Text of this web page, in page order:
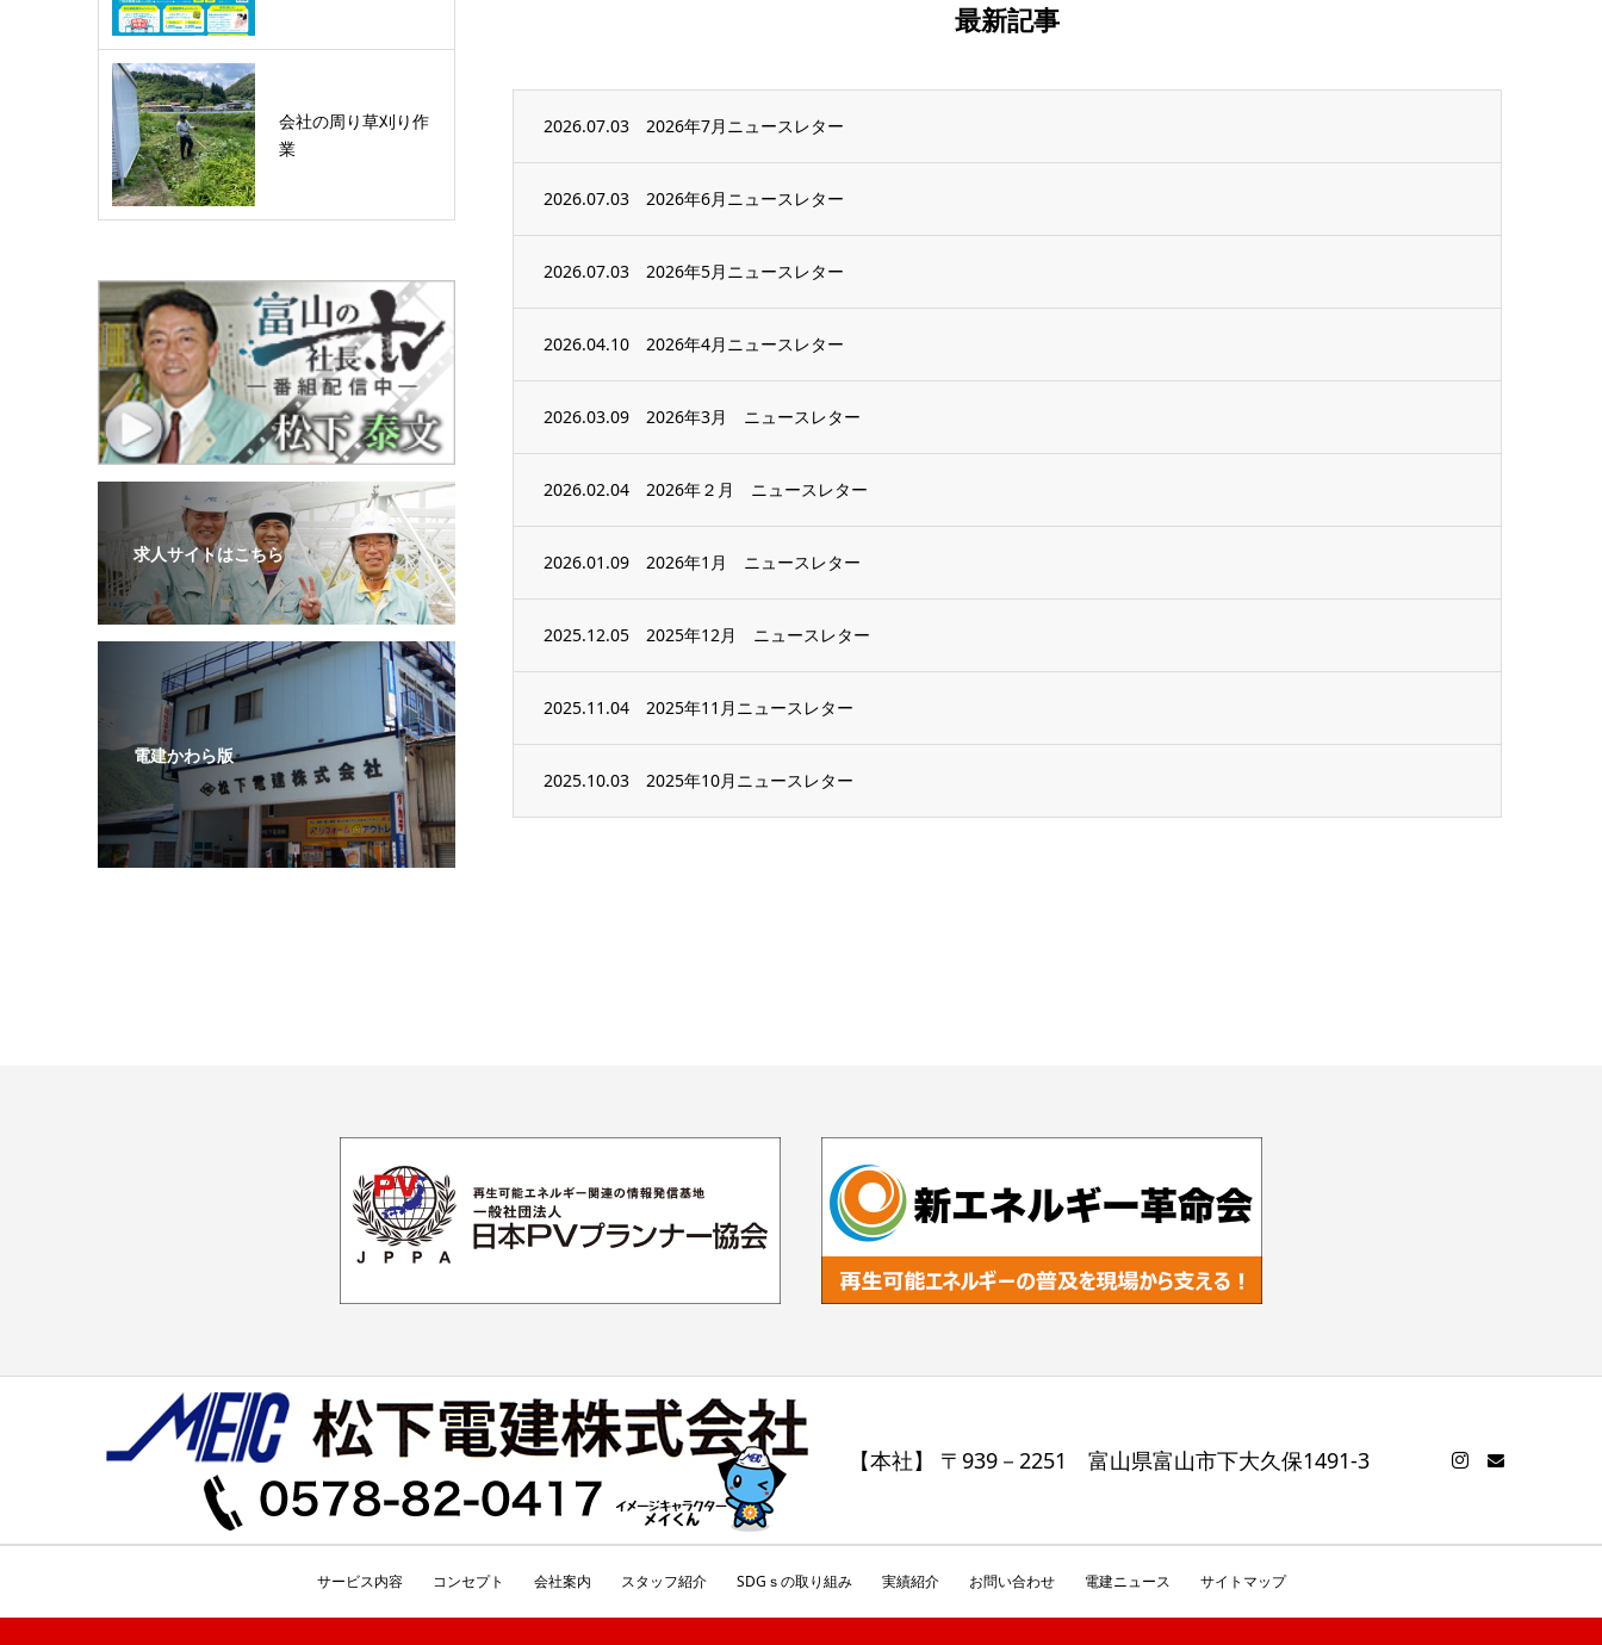
最新記事
2026.07.03 2026年7月ニュースレター
2026.07.03 2026年6月ニュースレター
2026.07.03 2026年5月ニュースレター
2026.04.10 2026年4月ニュースレター
2026.03.09 2026年3月 ニュースレター
2026.02.04 2026年２月 ニュースレター
2026.01.09 2026年1月 ニュースレター
2025.12.05 2025年12月 ニュースレター
2025.11.04 2025年11月ニュースレター
2025.10.03 2025年10月ニュースレター
会社の周り草刈り作
業
求人サイトはこちら
電建かわら版
【本社】 〒939－2251 富山県富山市下大久保1491-3
サービス内容 コンセプト 会社案内 スタッフ紹介 SDGｓの取り組み 実績紹介 お問い合わせ 電建ニュース サイトマップ